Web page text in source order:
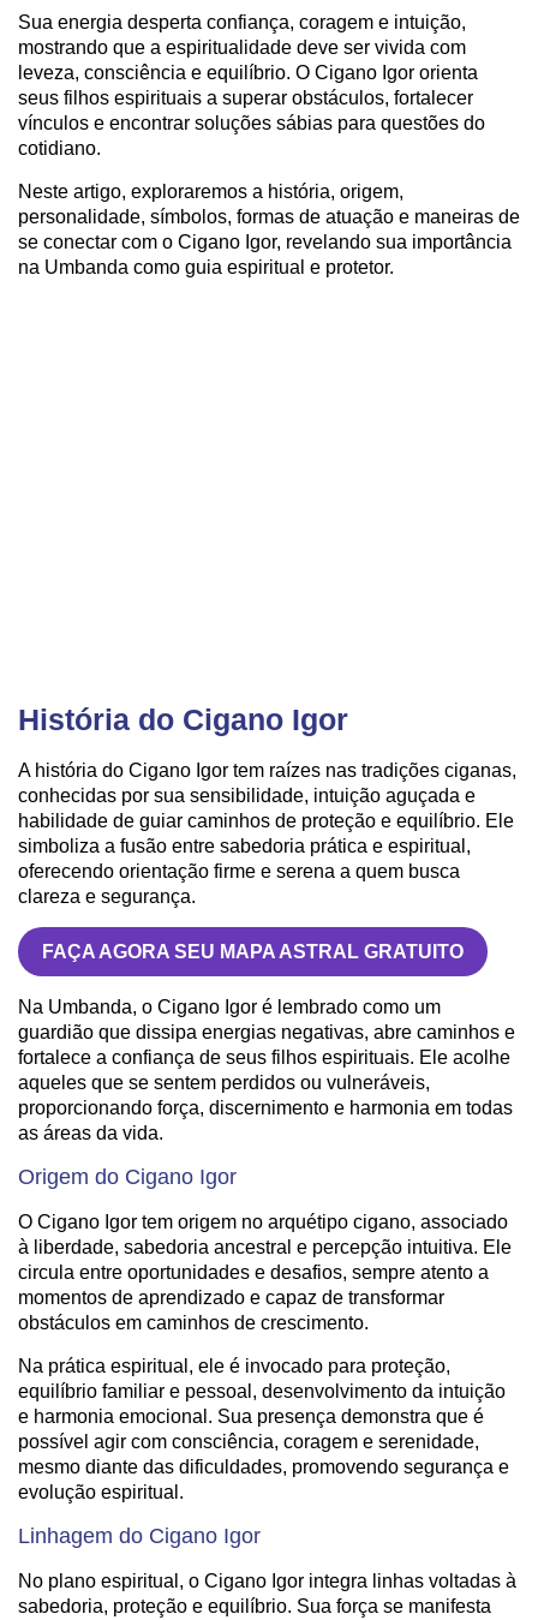
Sua energia desperta confiança, coragem e intuição,
mostrando que a espiritualidade deve ser vivida com
leveza, consciência e equilíbrio. O Cigano Igor orienta
seus filhos espirituais a superar obstáculos, fortalecer
vínculos e encontrar soluções sábias para questões do
cotidiano.
Neste artigo, exploraremos a história, origem,
personalidade, símbolos, formas de atuação e maneiras de
se conectar com o Cigano Igor, revelando sua importância
na Umbanda como guia espiritual e protetor.
História do Cigano Igor
A história do Cigano Igor tem raízes nas tradições ciganas,
conhecidas por sua sensibilidade, intuição aguçada e
habilidade de guiar caminhos de proteção e equilíbrio. Ele
simboliza a fusão entre sabedoria prática e espiritual,
oferecendo orientação firme e serena a quem busca
clareza e segurança.
FAÇA AGORA SEU MAPA ASTRAL GRATUITO
Na Umbanda, o Cigano Igor é lembrado como um
guardião que dissipa energias negativas, abre caminhos e
fortalece a confiança de seus filhos espirituais. Ele acolhe
aqueles que se sentem perdidos ou vulneráveis,
proporcionando força, discernimento e harmonia em todas
as áreas da vida.
Origem do Cigano Igor
O Cigano Igor tem origem no arquétipo cigano, associado
à liberdade, sabedoria ancestral e percepção intuitiva. Ele
circula entre oportunidades e desafios, sempre atento a
momentos de aprendizado e capaz de transformar
obstáculos em caminhos de crescimento.
Na prática espiritual, ele é invocado para proteção,
equilíbrio familiar e pessoal, desenvolvimento da intuição
e harmonia emocional. Sua presença demonstra que é
possível agir com consciência, coragem e serenidade,
mesmo diante das dificuldades, promovendo segurança e
evolução espiritual.
Linhagem do Cigano Igor
No plano espiritual, o Cigano Igor integra linhas voltadas à
sabedoria, proteção e equilíbrio. Sua força se manifesta